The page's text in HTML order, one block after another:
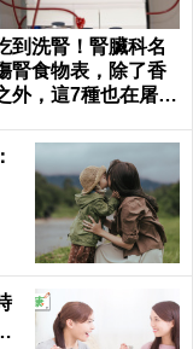
到洗腎！腎臟科名
腎食物表，除了香
外，這7種也在屠殺